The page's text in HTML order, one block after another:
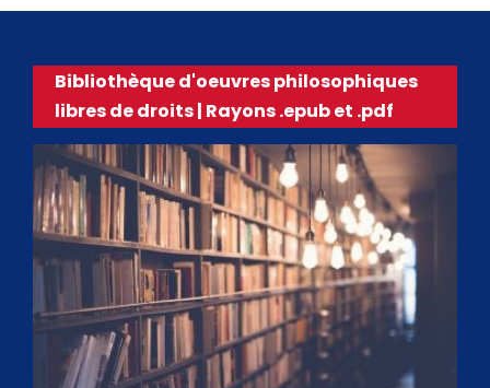
Bibliothèque d'oeuvres philosophiques
libres de droits | Rayons .epub et .pdf